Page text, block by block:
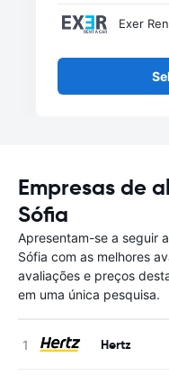
Exer
Empresas de
Sófia
Apresentam-se a seguir
Sófia com as melhores
avaliações e preços
em uma única pesquisa.
Hertz